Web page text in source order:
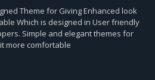
Theme for Giving Enhanced look
Which is designed in User friendly
Simple and elegant themes for
more comfortable